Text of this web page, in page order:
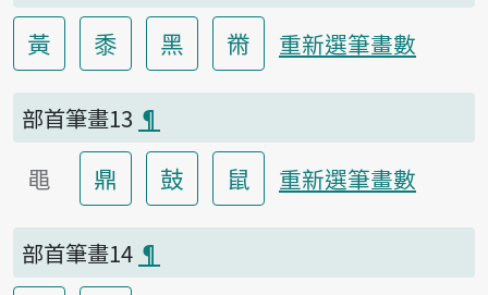
黃 黍 黑 黹 重新選筆畫數
部首筆畫13 ¶
黽 鼎 鼓 鼠 重新選筆畫數
部首筆畫14 ¶